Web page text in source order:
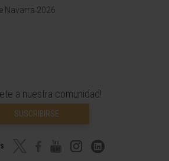
Navarra 2026
a nuestra comunidad!
SUSCRIBIRSE